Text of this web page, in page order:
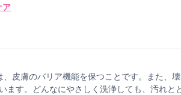
ア
皮膚のバリア機能を保つことです。また、
ます。どんなにやさしく洗浄しても、汚れと